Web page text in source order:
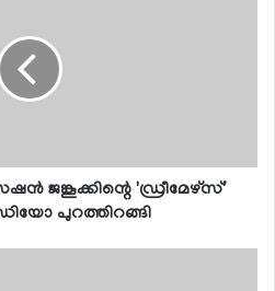
ജങ്കൂക്കിന്റെ 'ഡ്രീമേഴ്സ്'
പുറത്തിറങ്ങി